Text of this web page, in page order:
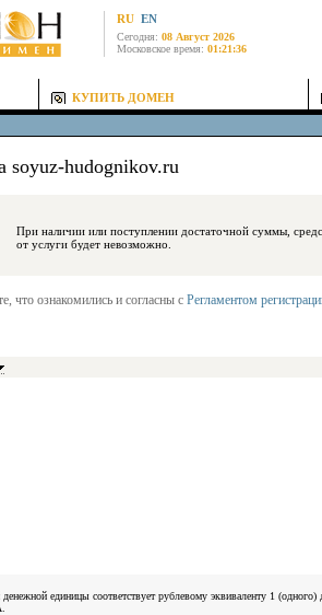
RU EN
Сегодня: 08 Август 2026
Московское время: 01:21:36
КУПИТЬ ДОМЕН
soyuz-hudognikov.ru
При наличии или поступлении достаточной суммы, средства будут
от услуги будет невозможно.
что ознакомились и согласны с Регламентом
единицы соответствует рублевому эквиваленту 1